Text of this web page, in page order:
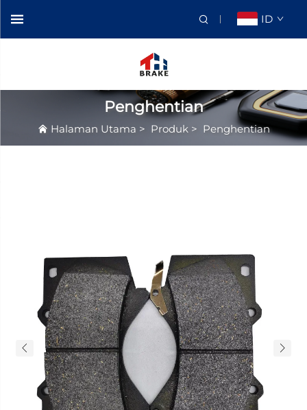
ID
Penghentian
Halaman Utama > Produk> Penghentian